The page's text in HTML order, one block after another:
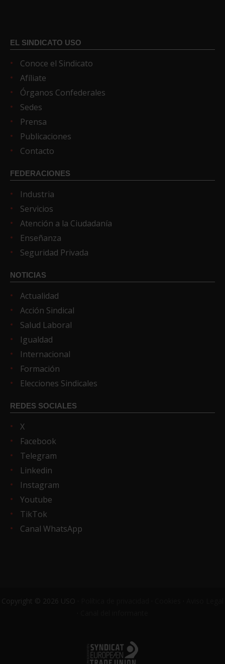
EL SINDICATO USO
Conoce el Sindicato
Afíliate
Órganos Confederales
Sedes
Prensa
Publicaciones
Contacto
FEDERACIONES
Industria
Servicios
Atención a la Ciudadanía
Enseñanza
Seguridad Privada
NOTICIAS
Actualidad
Acción Sindical
Salud Laboral
Igualdad
Internacional
Formación
Elecciones Sindicales
REDES SOCIALES
X
Facebook
Telegram
Linkedin
Instagram
Youtube
TikTok
Canal WhatsApp
Copyright © 2026 USO ·